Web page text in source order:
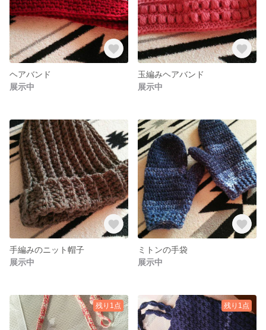
ヘアバンド
展示中
玉編みヘアバンド
展示中
手編みのニット帽子
展示中
ミトンの手袋
展示中
残り1点 残り1点